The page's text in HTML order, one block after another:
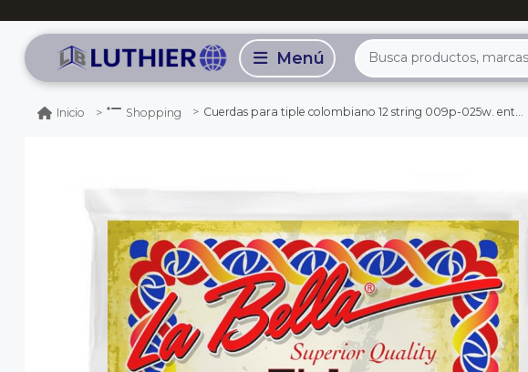
Inicio Shopping Cuerdas para tiple colombiano 12 string 009p-025w. entorchado en nickel-plateado